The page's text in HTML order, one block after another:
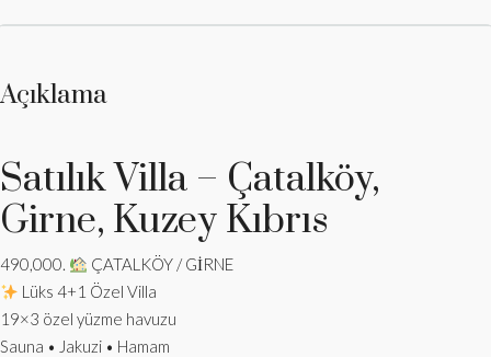
Açıklama
Satılık Villa – Çatalköy,
Girne, Kuzey Kıbrıs
490,000.
ÇATALKÖY / GİRNE
Lüks 4+1 Özel Villa
19×3 özel yüzme havuzu
‏Sauna • Jakuzi • Hamam